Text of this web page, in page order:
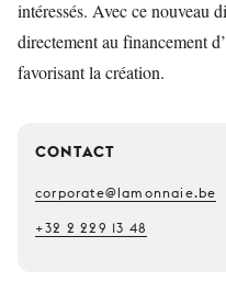
intéressés. Avec ce nouveau
directement au financement
favorisant la création.
CONTACT
corporate@lamonnaie.be
+32 2 229 13 48